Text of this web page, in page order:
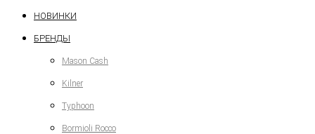
НОВИНКИ
БРЕНДЫ
Mason Cash
Kilner
Typhoon
Bormioli Rocco